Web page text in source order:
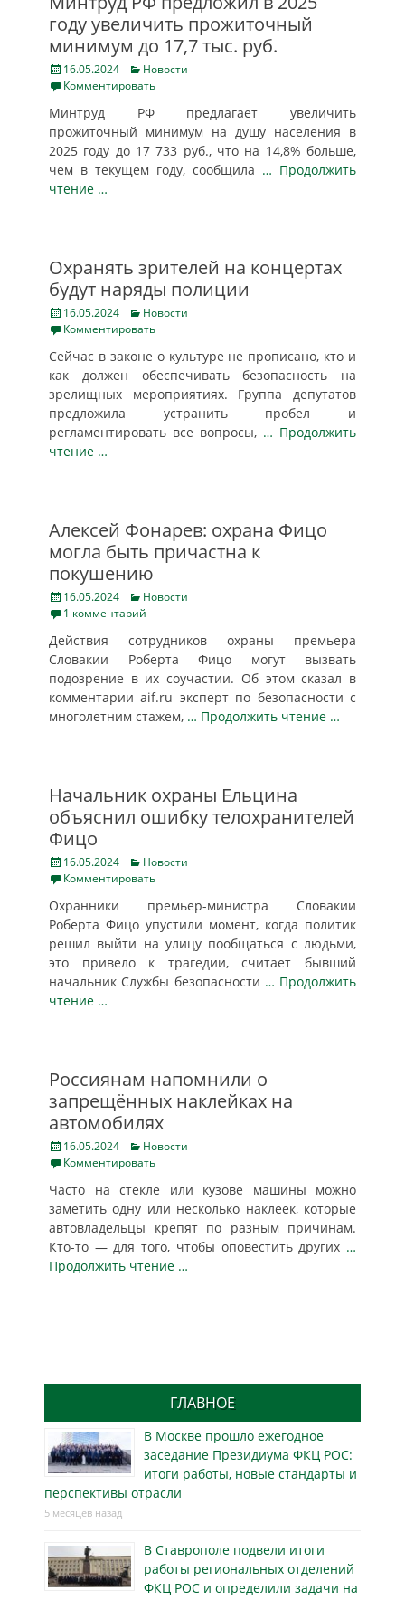
году увеличить прожиточный
минимум до 17,7 тыс. руб.
Posted
on
16.05.2024 Categories
Новости
Комментировать
Минтруд РФ предлагает увеличить
прожиточный минимум на душу населения в
2025 году до 17 733 руб., что на 14,8% больше,
чем в текущем году, сообщила … Продолжить
чтение …
Охранять зрителей на концертах
будут наряды полиции
Posted
on
16.05.2024 Categories
Новости
Комментировать
Сейчас в законе о культуре не прописано, кто и
как должен обеспечивать безопасность на
зрелищных мероприятиях. Группа депутатов
предложила устранить пробел и
регламентировать все вопросы, … Продолжить
чтение …
Алексей Фонарев: охрана Фицо
могла быть причастна к
покушению
Posted
on
16.05.2024 Categories
Новости
1 комментарий
Действия сотрудников охраны премьера
Словакии Роберта Фицо могут вызвать
подозрение в их соучастии. Об этом сказал в
комментарии aif.ru эксперт по безопасности с
многолетним стажем, … Продолжить чтение …
Начальник охраны Ельцина
объяснил ошибку телохранителей
Фицо
Posted
on
16.05.2024 Categories
Новости
Комментировать
Охранники премьер-министра Словакии
Роберта Фицо упустили момент, когда политик
решил выйти на улицу пообщаться с людьми,
это привело к трагедии, считает бывший
начальник Службы безопасности … Продолжить
чтение …
Россиянам напомнили о
запрещённых наклейках на
автомобилях
Posted
on
16.05.2024 Categories
Новости
Комментировать
Часто на стекле или кузове машины можно
заметить одну или несколько наклеек, которые
автовладельцы крепят по разным причинам.
Кто-то — для того, чтобы оповестить других …
Продолжить чтение …
ГЛАВНОЕ
В Москве прошло ежегодное
заседание Президиума ФКЦ РОС:
итоги работы, новые стандарты и
перспективы отрасли
5 месяцев назад
В Ставрополе подвели итоги
работы региональных отделений
ФКЦ РОС и определили задачи на